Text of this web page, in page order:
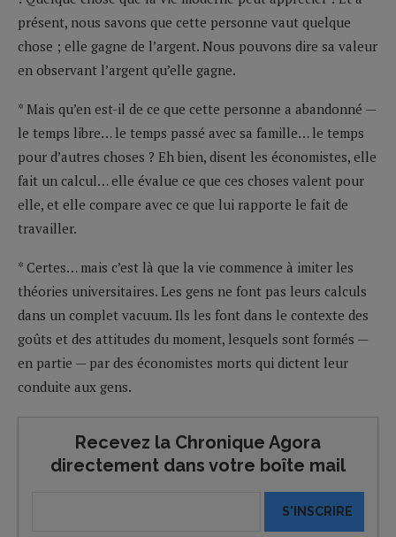
présent, nous savons que cette personne vaut quelque
chose ; elle gagne de l’argent. Nous pouvons dire sa valeur
en observant l’argent qu’elle gagne.
* Mais qu’en est-il de ce que cette personne a abandonné —
le temps libre… le temps passé avec sa famille… le temps
pour d’autres choses ? Eh bien, disent les économistes, elle
fait un calcul… elle évalue ce que ces choses valent pour
elle, et elle compare avec ce que lui rapporte le fait de
travailler.
* Certes… mais c’est là que la vie commence à imiter les
théories universitaires. Les gens ne font pas leurs calculs
dans un complet vacuum. Ils les font dans le contexte des
goûts et des attitudes du moment, lesquels sont formés —
en partie — par des économistes morts qui dictent leur
conduite aux gens.
Recevez la Chronique Agora
directement dans votre boîte mail
S'INSCRIRE